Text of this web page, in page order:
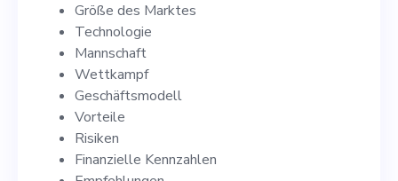
Größe des Marktes
Technologie
Mannschaft
Wettkampf
Geschäftsmodell
Vorteile
Risiken
Finanzielle Kennzahlen